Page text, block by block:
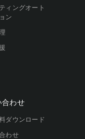
ィングオート
ン
合わせ
ダウンロード
わせ